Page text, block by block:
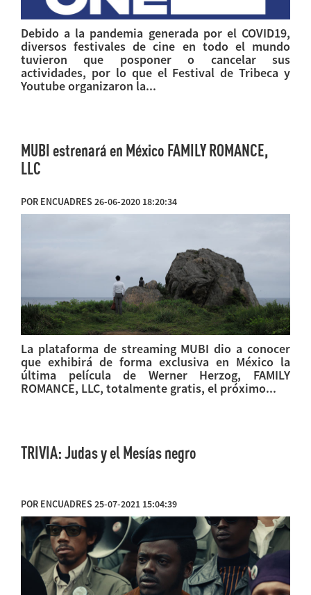
Debido a la pandemia generada por el COVID19,
diversos festivales de cine en todo el mundo
tuvieron que posponer o cancelar sus
actividades, por lo que el Festival de Tribeca y
Youtube organizaron la...
MUBI estrenará en México FAMILY ROMANCE,
LLC
POR ENCUADRES 26-06-2020 18:20:34
La plataforma de streaming MUBI dio a conocer
que exhibirá de forma exclusiva en México la
última película de Werner Herzog, FAMILY
ROMANCE, LLC, totalmente gratis, el próximo...
TRIVIA: Judas y el Mesías negro
POR ENCUADRES 25-07-2021 15:04:39